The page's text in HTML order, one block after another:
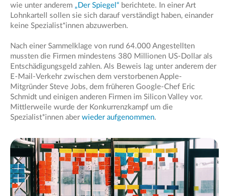
wie unter anderem „Der Spiegel“ berichtete. In einer Art
Lohnkartell sollen sie sich darauf verständigt haben, einander
keine Spezialist*innen abzuwerben.
Nach einer Sammelklage von rund 64.000 Angestellten
mussten die Firmen mindestens 380 Millionen US-Dollar als
Entschädigungsgeld zahlen. Als Beweis lag unter anderem der
E-Mail-Verkehr zwischen dem verstorbenen Apple-
Mitgründer Steve Jobs, dem früheren Google-Chef Eric
Schmidt und einigen anderen Firmen im Silicon Valley vor.
Mittlerweile wurde der Konkurrenzkampf um die
Spezialist*innen aber wieder aufgenommen.